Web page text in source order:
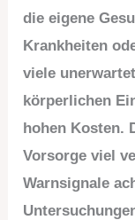
die eigene
Krankheiten
viele
körperlichen
hohen Kosten.
Vorsorge viel
Warnsignale